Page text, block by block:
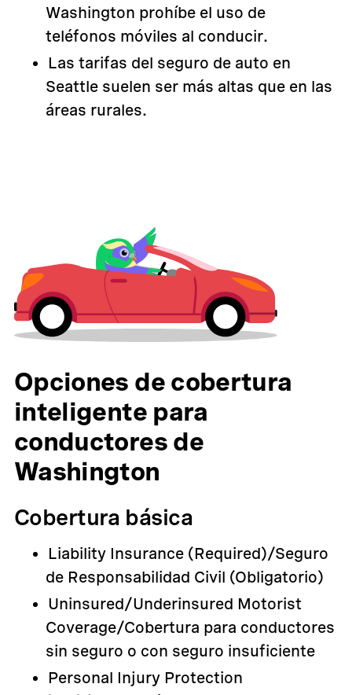
Washington prohíbe el uso de
teléfonos móviles al conducir.
Las tarifas del seguro de auto en
Seattle suelen ser más altas que en las
áreas rurales.
Opciones de cobertura
inteligente para
conductores de
Washington
Cobertura básica
Liability Insurance (Required)/Seguro
de Responsabilidad Civil (Obligatorio)
Uninsured/Underinsured Motorist
Coverage/Cobertura para conductores
sin seguro o con seguro insuficiente
Personal Injury Protection